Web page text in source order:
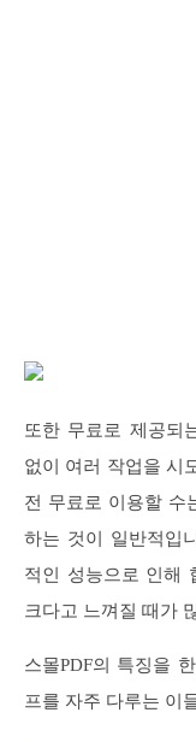
또한 무료로 제공되
없이 여러 작업을 시
전 무료로 이용할 수
하는 것이 일반적입
적인 성능으로 인해
크다고 느껴질 때가
스몰PDF의 특징을
프를 자주 다루는 이